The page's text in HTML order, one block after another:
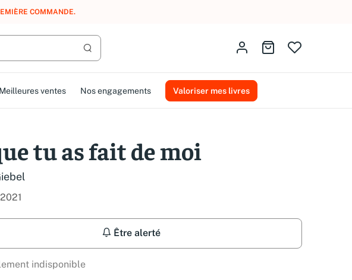
LE CLUB AMMAREAL.
Lancer la recherche
Identifiez-vousAller au panier
Meilleures ventes Nos engagements Valoriser mes livres
tu as fait de moi
2021
Être alerté
indisponible